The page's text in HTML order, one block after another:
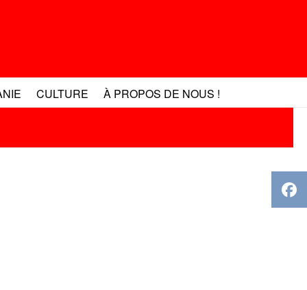
CULTURE À PROPOS DE NOUS !